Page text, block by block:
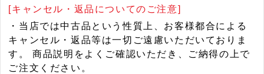
[キャンセル・返品についてのご注意]
・当店では中古品という性質上、お客様都合による
キャンセル・返品等は一切ご遠慮いただいておりま
す。 商品説明をよくご確認いただき、ご納得の上で
ご注文ください。